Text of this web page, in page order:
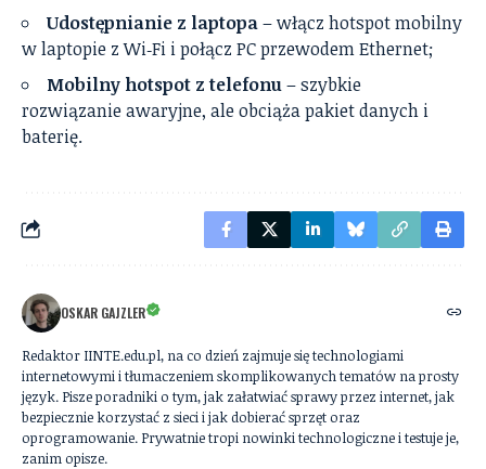
Udostępnianie z laptopa– włącz hotspot mobilny
w laptopie z Wi‑Fi i połącz PC przewodem Ethernet;
Mobilny hotspot z telefonu– szybkie
rozwiązanie awaryjne, ale obciąża pakiet danych i
baterię.
OSKAR GAJZLER
Redaktor IINTE.edu.pl, na co dzień zajmuje się technologiami
internetowymi i tłumaczeniem skomplikowanych tematów na prosty
język. Pisze poradniki o tym, jak załatwiać sprawy przez internet, jak
bezpiecznie korzystać z sieci i jak dobierać sprzęt oraz
oprogramowanie. Prywatnie tropi nowinki technologiczne i testuje je,
zanim opisze.